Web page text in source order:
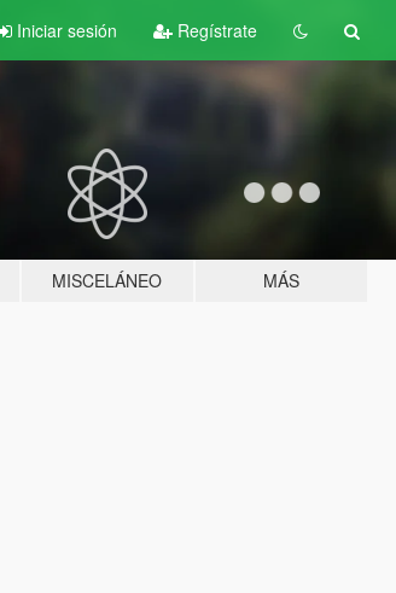
Iniciar sesión Regístrate
MISCELÁNEO MÁS